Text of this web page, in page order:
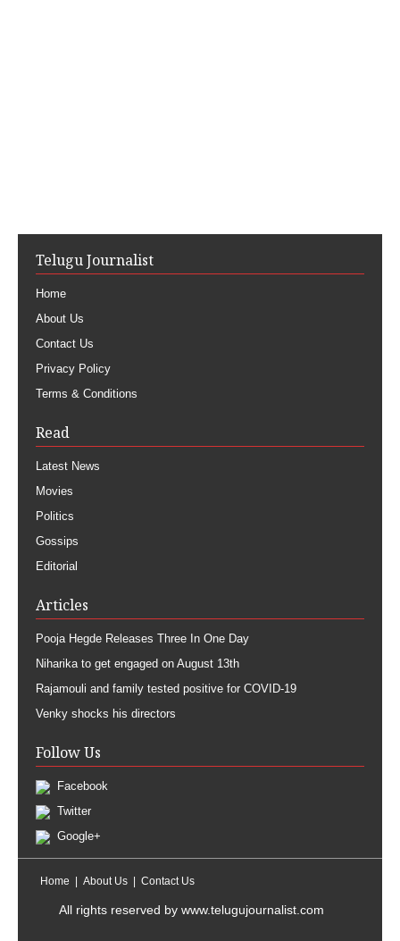
Telugu Journalist
Home
About Us
Contact Us
Privacy Policy
Terms & Conditions
Read
Latest News
Movies
Politics
Gossips
Editorial
Articles
Pooja Hegde Releases Three In One Day
Niharika to get engaged on August 13th
Rajamouli and family tested positive for COVID-19
Venky shocks his directors
Follow Us
Facebook
Twitter
Google+
Home About Us Contact Us
All rights reserved by www.telugujournalist.com